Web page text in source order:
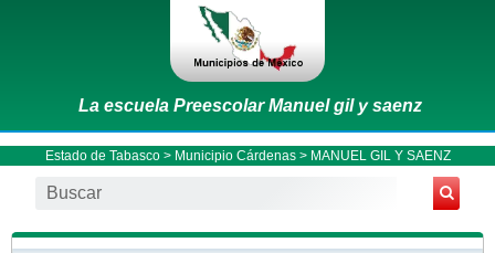
La escuela Preescolar Manuel gil y saenz
Estado de Tabasco> Municipio Cárdenas> MANUEL GIL Y SAENZ